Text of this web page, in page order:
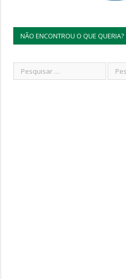
NÃO ENCONTROU O QUE QUERIA?